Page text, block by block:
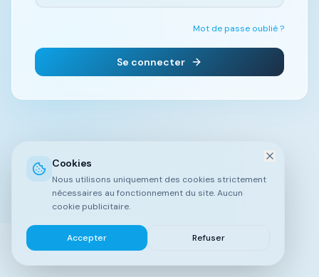
Mot de passe oublié ?
Se connecter
Cookies
Nous utilisons uniquement des cookies strictement
nécessaires au fonctionnement du site. Aucun
cookie publicitaire.
Accepter Refuser